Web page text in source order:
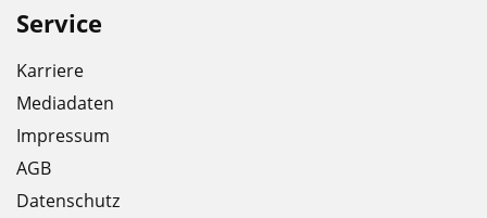
Service
Karriere
Mediadaten
Impressum
AGB
Datenschutz